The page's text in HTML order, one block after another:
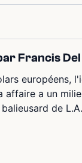
Francis
européens,
affaire a un
de